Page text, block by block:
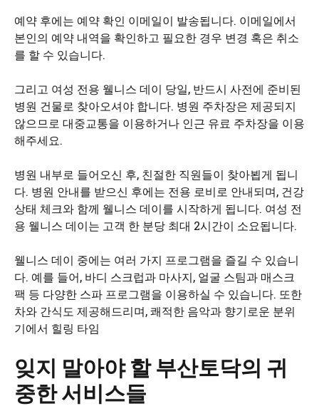
예약 후에는 예약 확인 이메일이 발송됩니다. 이메일에서
본인의 예약 내역을 확인하고 필요한 경우 변경 혹은 취소
를 할 수 있습니다.
그리고 여성 전용 웰니스 데이 당일, 반드시 사전에 준비된
병원 건물로 찾아오셔야 합니다. 병원 주차장은 제공되지
않으므로 대중교통을 이용하거나 인근 유료 주차장을 이용
해주세요.
병원 내부로 들어오신 후, 친절한 직원들이 찾아뵙게 됩니
다. 병원 안내를 받으신 후에는 전용 로비로 안내되며, 건강
상태 체크와 함께 웰니스 데이를 시작하게 됩니다. 여성 전
용 웰니스 데이는 고객 한 분당 최대 2시간이 소요됩니다.
웰니스 데이 중에는 여러 가지 프로그램을 즐길 수 있습니
다. 예를 들어, 바디 스크럽과 마사지, 얼굴 스팀과 매스크
팩 등 다양한 스파 프로그램을 이용하실 수 있습니다. 또한
차와 간식도 제공해드리며, 쾌적한 음악과 향기로운 분위
기에서 힐링 타임
잊지 말아야 할 부산토닥의 귀
중한 서비스들